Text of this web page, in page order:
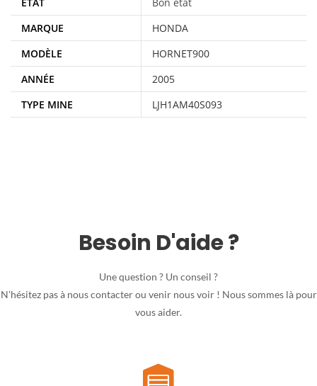
MARQUE
HONDA
MODÈLE
HORNET900
ANNÉE
2005
TYPE MINE
LJH1AM40S093
Besoin D'aide ?
Une question ? Un conseil ?
N’hésitez pas à nous contacter ou venir nous voir ! Nous sommes là pour
vous aider.